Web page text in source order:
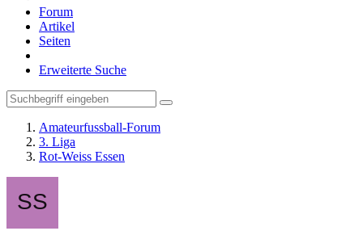
Forum
Artikel
Seiten
Erweiterte Suche
Amateurfussball-Forum
3. Liga
Rot-Weiss Essen